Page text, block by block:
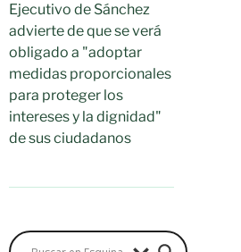
Ejecutivo de Sánchez
advierte de que se verá
obligado a "adoptar
medidas proporcionales
para proteger los
intereses y la dignidad"
de sus ciudadanos